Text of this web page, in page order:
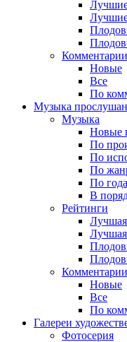
Комментарии
Новые
Все
По
Музыка
Музыка
Новые
По
По
По
По
В
Рейтинги
Лучшая
Комментарии
Новые
Все
По
Галереи
Фотосерия